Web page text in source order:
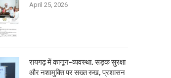
April 25, 2026
रायगढ़ में कानून-व्यवस्था, सड़क सुरक्षा
और नशामुक्ति पर सख्त रुख, प्रशासन